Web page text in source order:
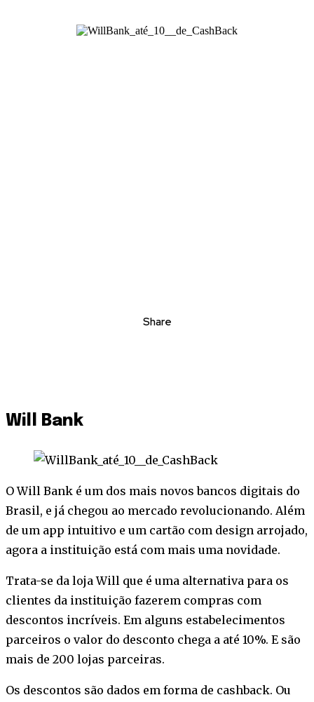
Share
Will Bank
O Will Bank é um dos mais novos bancos digitais do
Brasil, e já chegou ao mercado revolucionando. Além
de um app intuitivo e um cartão com design arrojado,
agora a instituição está com mais uma novidade.
Trata-se da loja Will que é uma alternativa para os
clientes da instituição fazerem compras com
descontos incríveis. Em alguns estabelecimentos
parceiros o valor do desconto chega a até 10%. E são
mais de 200 lojas parceiras.
Os descontos são dados em forma de cashback. Ou